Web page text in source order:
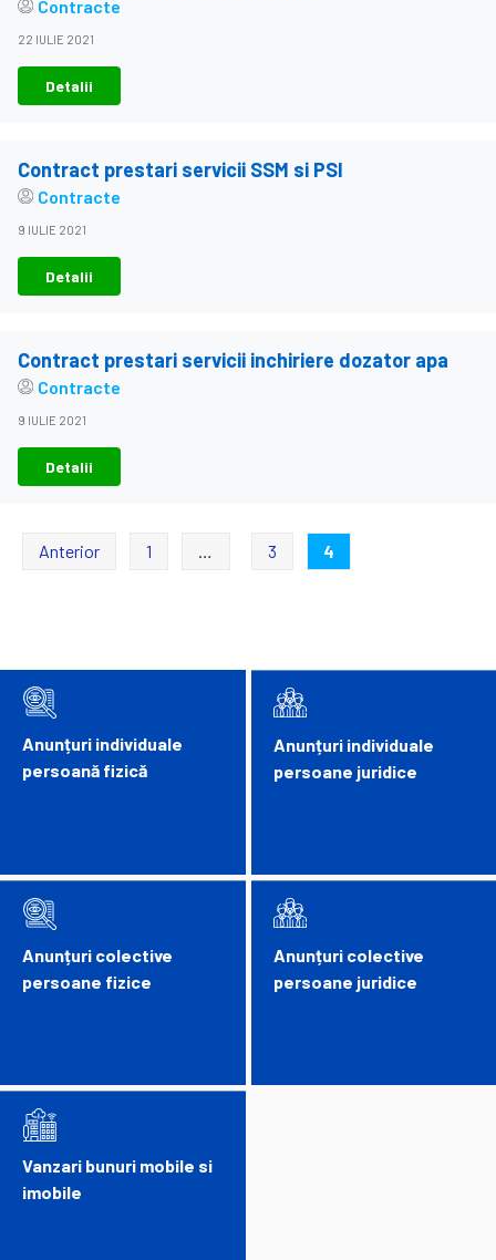
Contracte
22 IULIE 2021
Detalii
Contract prestari servicii SSM si PSI
Contracte
9 IULIE 2021
Detalii
Contract prestari servicii inchiriere dozator apa
Contracte
9 IULIE 2021
Detalii
Paginație
Anterior 1 … 3 4
Anunțuri individuale
persoană fizică
Anunțuri colective
persoane fizice
Vanzari bunuri mobile si
imobile
Anunțuri individuale
persoane juridice
Anunțuri colective
persoane juridice